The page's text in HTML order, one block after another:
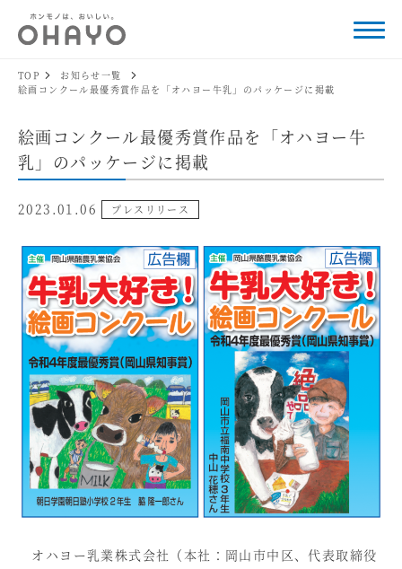
TOP
お知らせ一覧
絵画コンクール最優秀賞作品を「オハヨー牛乳」のパッケージに掲載
絵画コンクール最優秀賞作品を「オハヨー牛
乳」のパッケージに掲載
2023.01.06 プレスリリース
オハヨー乳業株式会社（本社：岡山市中区、代表取締役